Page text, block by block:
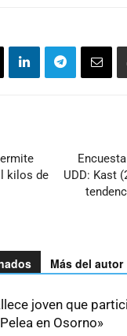
kilos de
UDD: Kast
Más del autor
joven que
en Osorno»